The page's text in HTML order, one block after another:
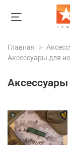
Главная
Аксессуары для